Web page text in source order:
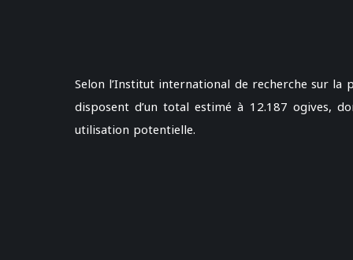
Selon l’Institut international de recherche sur la
disposent d’un total estimé à 12.187 ogives,
utilisation potentielle.